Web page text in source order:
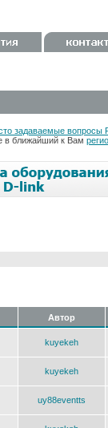
задаваемые вопросы
в ближайший к Вам
Автор
kuyekeh
kuyekeh
uy88eventts